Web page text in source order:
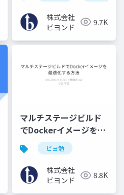
株式会社
ビヨンド
9.7K
マルチステージビルド
でDockerイメージを最
適化する方法
ビヨ勉
株式会社
ビヨンド
8.8K